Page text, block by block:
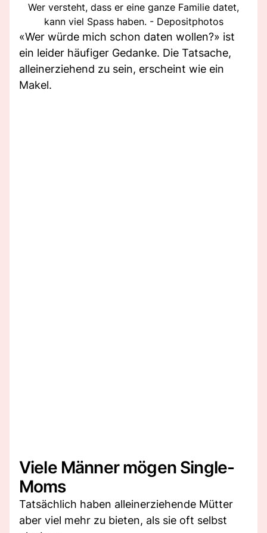
Wer versteht, dass er eine ganze Familie datet,
kann viel Spass haben. - Depositphotos
«Wer würde mich schon daten wollen?» ist
ein leider häufiger Gedanke. Die Tatsache,
alleinerziehend zu sein, erscheint wie ein
Makel.
Viele Männer mögen Single-
Moms
Tatsächlich haben alleinerziehende Mütter
aber viel mehr zu bieten, als sie oft selbst